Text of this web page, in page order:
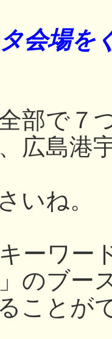
会場を
全部
広島港
いね。
ーワー
のブー
ことが